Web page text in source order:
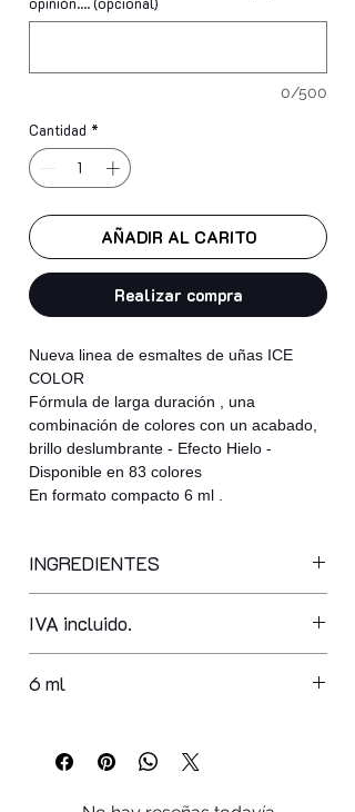
0/500
Cantidad *
AÑADIR AL CARITO
Realizar compra
Nueva linea de esmaltes de uñas ICE
COLOR
Fórmula de larga duración , una
combinación de colores con un acabado,
brillo deslumbrante - Efecto Hielo -
Disponible en 83 colores
En formato compacto 6 ml .
INGREDIENTES
nitrocellulose, acetyl triethyl citrate,
phthalic anhydride/trimellitic,
nhydride/glycols copolymerisopropyl
acid/tricyclodecane dimethanol
copolymer, polybutylene terephthalate,
acrylates copolymer, ethylene/va
IVA incluido.
6 ml